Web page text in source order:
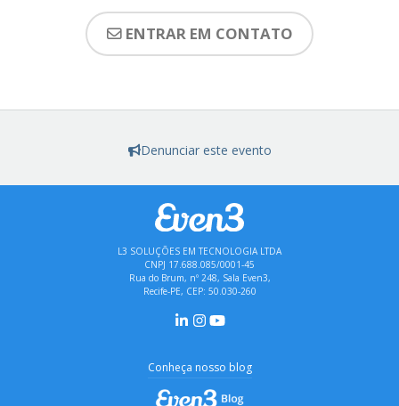
ENTRAR EM CONTATO
Denunciar este evento
L3 SOLUÇÕES EM TECNOLOGIA LTDA
CNPJ 17.688.085/0001-45
Rua do Brum, nº 248, Sala Even3,
Recife-PE, CEP: 50.030-260
Conheça nosso blog